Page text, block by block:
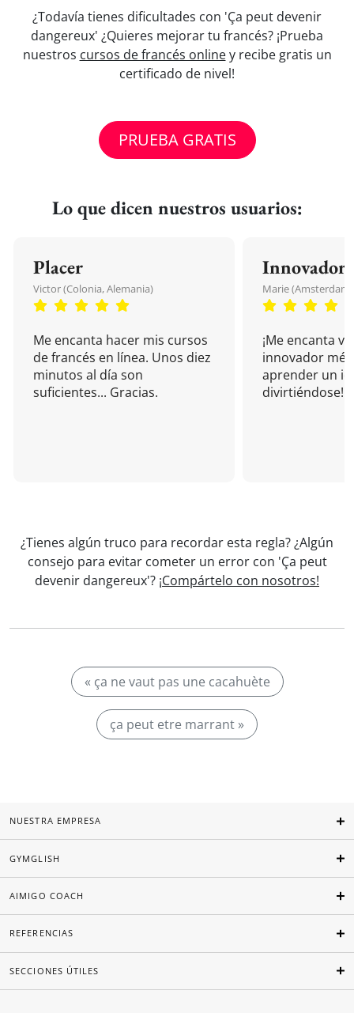
¿Todavía tienes dificultades con 'Ça peut devenir
dangereux' ¿Quieres mejorar tu francés? ¡Prueba
nuestros cursos de francés onliney recibe gratis un
certificado de nivel!
PRUEBA GRATIS
Lo que dicen nuestros usuarios:
Placer
Victor (Colonia, Alemania)
Me encanta hacer mis cursos
de francés en línea. Unos diez
minutos al día son
suficientes... Gracias.
Innovador
Marie (Amsterdam,
¡Me encanta
innovador
aprender un
divirtiéndose!
¿Tienes algún truco para recordar esta regla? ¿Algún
consejo para evitar cometer un error con 'Ça peut
devenir dangereux'? ¡Compártelo con nosotros!
« ça ne vaut pas une cacahuète
ça peut etre marrant »
NUESTRA EMPRESA
GYMGLISH
AIMIGO COACH
REFERENCIAS
SECCIONES ÚTILES